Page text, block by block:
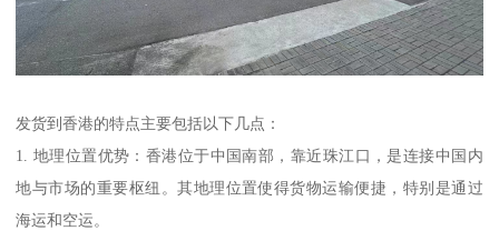
发货到香港的特点主要包括以下几点：
1. 地理位置优势：香港位于中国南部，靠近珠江口，是连接中国内
地与市场的重要枢纽。其地理位置使得货物运输便捷，特别是通过
海运和空运。